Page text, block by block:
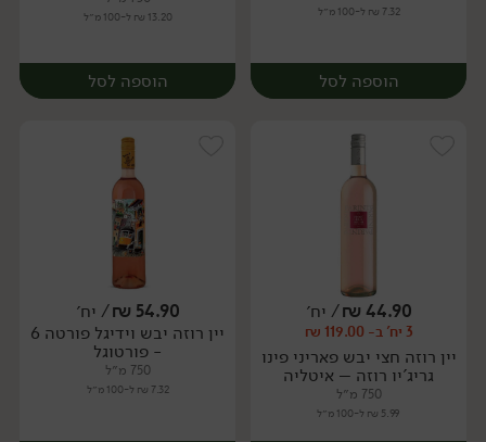
7.32 ₪ ל-100 מ״ל
הוספה לסל
יח׳
13.20 ₪ ל-100 מ״ל
הוספה לסל
יח׳
44.90
₪/ יח׳
3 יח' ב- 119.00 ₪
יין רוזה חצי יבש פאריני פינו
גריג'יו רוזה – איטליה
750 מ״ל
5.99 ₪ ל-100 מ״ל
54.90
₪/ יח׳
יין רוזה יבש וידיגל פורטה 6
- פורטוגל
750 מ״ל
7.32 ₪ ל-100 מ״ל